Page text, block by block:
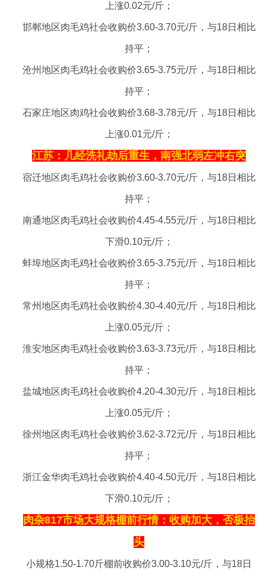
上涨0.02元/斤；
邯郸地区肉毛鸡社会收购价3.60-3.70元/斤，与18日相比
持平；
沧州地区肉毛鸡社会收购价3.65-3.75元/斤，与18日相比
持平；
石家庄地区肉鸡社会收购价3.68-3.78元/斤，与18日相比
上涨0.01元/斤；
江苏：几经洗礼劫后重生，南强北弱左冲右突
宿迁地区肉毛鸡社会收购价3.60-3.70元/斤，与18日相比
持平；
南通地区肉毛鸡社会收购价4.45-4.55元/斤，与18日相比
下滑0.10元/斤；
蚌埠地区肉毛鸡社会收购价3.65-3.75元/斤，与18日相比
持平；
常州地区肉毛鸡社会收购价4.30-4.40元/斤，与18日相比
上涨0.05元/斤；
淮安地区肉毛鸡社会收购价3.63-3.73元/斤，与18日相比
持平；
盐城地区肉毛鸡社会收购价4.20-4.30元/斤，与18日相比
上涨0.05元/斤；
徐州地区肉毛鸡社会收购价3.62-3.72元/斤，与18日相比
持平；
浙江金华肉毛鸡社会收购价4.40-4.50元/斤，与18日相比
下滑0.10元/斤；
肉杂817市场大规格棚前行情：收购加大，否极抬
头
小规格1.50-1.70斤棚前收购价3.00-3.10元/斤，与18日